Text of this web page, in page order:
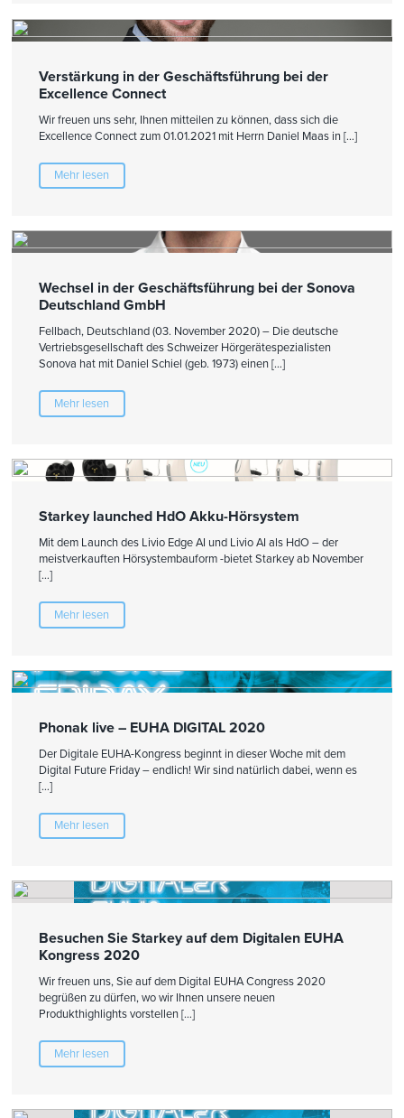
Verstärkung in der Geschäftsführung bei der
Excellence Connect
Wir freuen uns sehr, Ihnen mitteilen zu können, dass sich die
Excellence Connect zum 01.01.2021 mit Herrn Daniel Maas in […]
Mehr lesen
Wechsel in der Geschäftsführung bei der Sonova
Deutschland GmbH
Fellbach, Deutschland (03. November 2020) – Die deutsche
Vertriebsgesellschaft des Schweizer Hörgerätespezialisten
Sonova hat mit Daniel Schiel (geb. 1973) einen […]
Mehr lesen
Starkey launched HdO Akku-Hörsystem
Mit dem Launch des Livio Edge AI und Livio AI als HdO – der
meistverkauften Hörsystembauform -bietet Starkey ab November
[…]
Mehr lesen
Phonak live – EUHA DIGITAL 2020
Der Digitale EUHA-Kongress beginnt in dieser Woche mit dem
Digital Future Friday – endlich! Wir sind natürlich dabei, wenn es
[…]
Mehr lesen
Besuchen Sie Starkey auf dem Digitalen EUHA
Kongress 2020
Wir freuen uns, Sie auf dem Digital EUHA Congress 2020
begrüßen zu dürfen, wo wir Ihnen unsere neuen
Produkthighlights vorstellen […]
Mehr lesen